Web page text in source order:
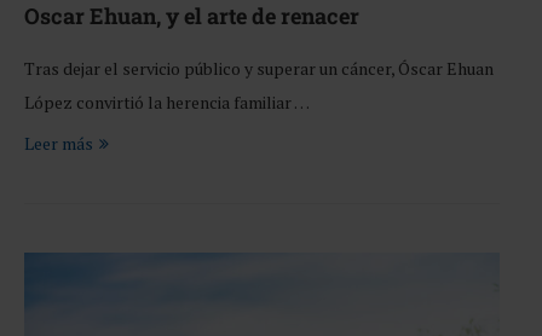
Oscar Ehuan, y el arte de renacer
Tras dejar el servicio público y superar un cáncer, Óscar Ehuan
López convirtió la herencia familiar …
Leer más